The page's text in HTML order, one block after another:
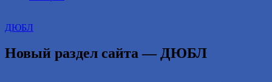
ДЮБЛ
Новый раздел сайта — ДЮБЛ